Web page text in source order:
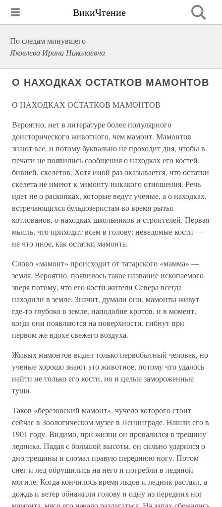
ВикиЧтение
По следам минувшего
Яковлева Ирина Николаевна
О НАХОДКАХ ОСТАТКОВ МАМОНТОВ
О НАХОДКАХ ОСТАТКОВ МАМОНТОВ
Вероятно, нет в литературе более популярного
доисторического животного, чем мамонт. Мамонтов
знают все, и потому буквально не проходит дня, чтобы в
печати не появились сообщения о находках его костей,
бивней, скелетов. Хотя иной раз оказывается, что остатки
скелета не имеют к мамонту никакого отношения. Речь
идет не о раскопках, которые ведут ученые, а о находках,
встречающихся бульдозеристам во время рытья
котлованов, о находках школьников и строителей. Первая
мысль, что приходит всем в голову: неведомые кости —
не что иное, как остатки мамонта.
Слово «мамонт» происходит от татарского «мамма» —
земля. Вероятно, появилось такое название ископаемого
зверя потому, что его кости жители Севера всегда
находили в земле. Значит, думали они, мамонты живут
где-то глубоко в земле, наподобие кротов, и в момент,
когда они появляются на поверхности, гибнут при
первом же вдохе свежего воздуха.
Живых мамонтов видел только первобытный человек, но
ученые хорошо знают это животное, потому что удалось
найти не только его кости, но и целые замороженные
туши.
Таков «березовский мамонт», чучело которого стоит
сейчас в Зоологическом музее в Ленинграде. Нашли его в
1901 году. Видимо, при жизни он провалился в трещину
ледника. Падая с большой высоты, он сильно ударился о
дно трещины и сломал правую переднюю ногу. Потом
снег и лед обрушились на него и погребли в ледяной
могиле. Когда кончилось время льдов и ледник растаял, а
дождь и ветер обнажили голову и одну из передних ног